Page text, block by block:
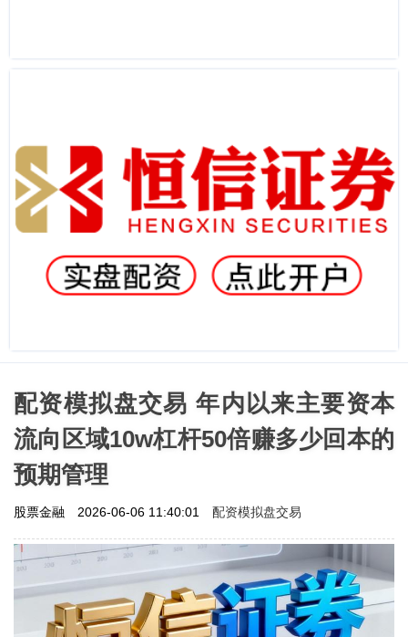
配资模拟盘交易 年内以来主要资本
流向区域10w杠杆50倍赚多少回本的
预期管理
股票金融 2026-06-06 11:40:01 配资模拟盘交易